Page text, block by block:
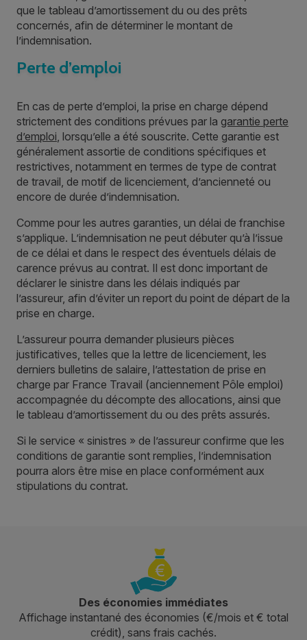
que le tableau d’amortissement du ou des prêts
concernés, afin de déterminer le montant de
l’indemnisation.
Perte d’emploi
En cas de perte d’emploi, la prise en charge dépend
strictement des conditions prévues par la garantie perte
d’emploi , lorsqu’elle a été souscrite. Cette garantie est
généralement assortie de conditions spécifiques et
restrictives, notamment en termes de type de contrat
de travail, de motif de licenciement, d’ancienneté ou
encore de durée d’indemnisation.
Comme pour les autres garanties, un délai de franchise
s’applique. L’indemnisation ne peut débuter qu’à l’issue
de ce délai et dans le respect des éventuels délais de
carence prévus au contrat. Il est donc important de
déclarer le sinistre dans les délais indiqués par
l’assureur, afin d’éviter un report du point de départ de la
prise en charge.
L’assureur pourra demander plusieurs pièces
justificatives, telles que la lettre de licenciement, les
derniers bulletins de salaire, l’attestation de prise en
charge par France Travail (anciennement Pôle emploi)
accompagnée du décompte des allocations, ainsi que
le tableau d’amortissement du ou des prêts assurés.
Si le service « sinistres » de l’assureur confirme que les
conditions de garantie sont remplies, l’indemnisation
pourra alors être mise en place conformément aux
stipulations du contrat.
Des économies immédiates
Affichage instantané des économies (€/mois et € total
crédit), sans frais cachés.